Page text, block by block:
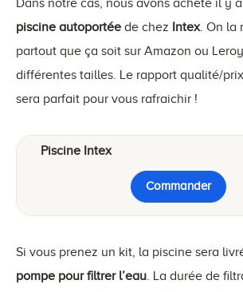
Dans notre cas, nous avons acheté il y
piscine autoportée de chez Intex. On la
partout que ça soit sur Amazon ou
différentes tailles. Le rapport qualité/
sera parfait pour vous rafraichir !
Piscine Intex
Commander
Si vous prenez un kit, la piscine sera
pompe pour filtrer l’eau. La durée de